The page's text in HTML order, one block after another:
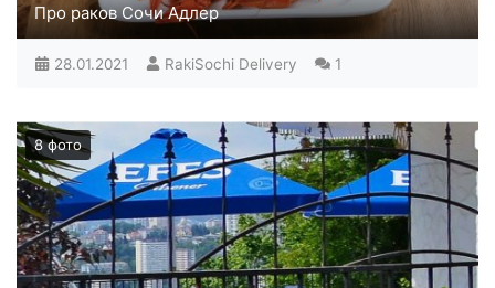
Про раков Сочи Адлер
В разное время года цена на раков разная. Осенью
например раки самые дешевые, а вот зимой цена
вы осилите где-то за 2 часа. Если вы настроены на
более продолжительное общение, то берите 1,6-1,8
кг на человека. Женщинам рекомендуем
заказывать не более 1 кг.
Набираем кастрюлю воды, доводим ее до кипения.
Помещаем раков в кипящую воду так, чтобы она
полностью их покрывала.
28.01.2021 RakiSochi Delivery 1
8 фото